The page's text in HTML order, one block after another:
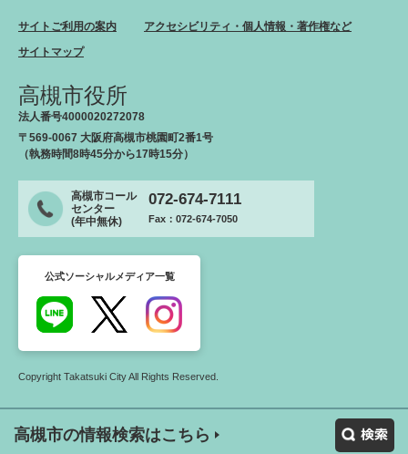
高槻市の情報検索はこちら
サイトご利用の案内
アクセシビリティ・個人情報・著作権など
サイトマップ
高槻市役所
法人番号4000020272078
〒569-0067 大阪府高槻市桃園町2番1号
（執務時間8時45分から17時15分）
高槻市コール
センター
(年中無休)
072-674-7111
Fax：072-674-7050
公式ソーシャルメディア一覧
Copyright Takatsuki City All Rights Reserved.